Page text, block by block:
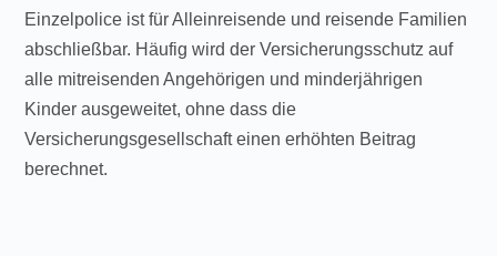
Einzelpolice ist für Alleinreisende und reisende Familien
abschließbar. Häufig wird der Versicherungsschutz auf
alle mitreisenden Angehörigen und minderjährigen
Kinder ausgeweitet, ohne dass die
Versicherungsgesellschaft einen erhöhten Beitrag
berechnet.